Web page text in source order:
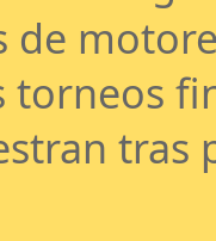
de
torneos
tras